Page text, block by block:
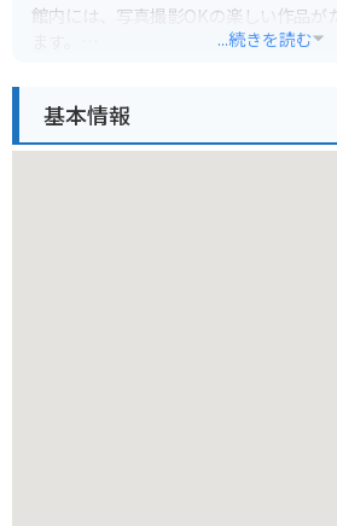
館内には、写真撮影OKの楽しい作品が
トリックアートは、大人から子供まで
にもおすすめです。
...続きを読む
基本情報